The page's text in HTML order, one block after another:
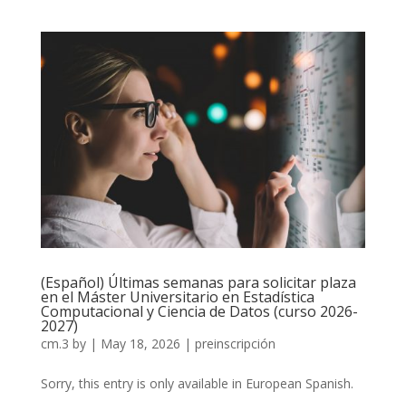
(Español) Últimas semanas para solicitar plaza
en el Máster Universitario en Estadística
Computacional y Ciencia de Datos (curso 2026-
2027)
cm.3 by | May 18, 2026 | preinscripción
Sorry, this entry is only available in European Spanish.